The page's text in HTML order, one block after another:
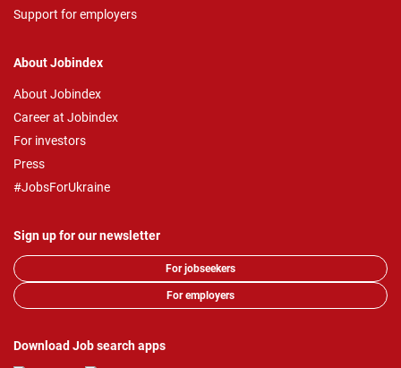
Support for employers
About Jobindex
About Jobindex
Career at Jobindex
For investors
Press
#JobsForUkraine
Sign up for our newsletter
For jobseekers
For employers
Download Job search apps